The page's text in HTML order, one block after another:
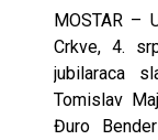
MOSTAR –
Crkve, 4.
jubilaraca
Tomislav
Đuro